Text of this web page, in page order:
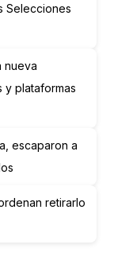
Selecciones
nueva
y plataformas
escaparon a
retirarlo